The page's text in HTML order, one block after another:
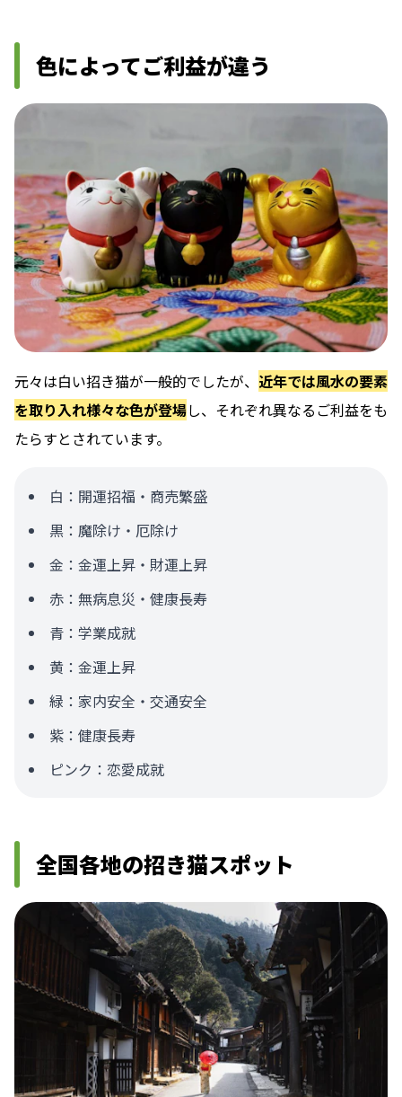
色によってご利益が違う
元々は白い招き猫が一般的でしたが、 近年では風水の要素
を取り入れ様々な色が登場し、それぞれ異なるご利益をも
たらすとされています。
白：開運招福・商売繁盛
黒：魔除け・厄除け
金：金運上昇・財運上昇
赤：無病息災・健康長寿
青：学業成就
黄：金運上昇
緑：家内安全・交通安全
紫：健康長寿
ピンク：恋愛成就
全国各地の招き猫スポット